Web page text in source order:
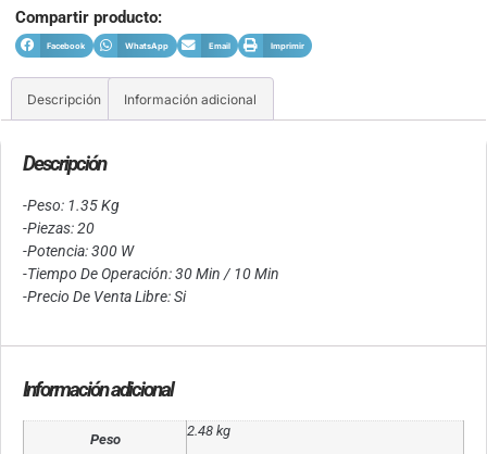
Compartir producto:
Facebook WhatsApp Email Imprimir
Descripción Información adicional
Descripción
-Peso: 1.35 Kg
-Piezas: 20
-Potencia: 300 W
-Tiempo De Operación: 30 Min / 10 Min
-Precio De Venta Libre: Si
Información adicional
Peso
2.48 kg